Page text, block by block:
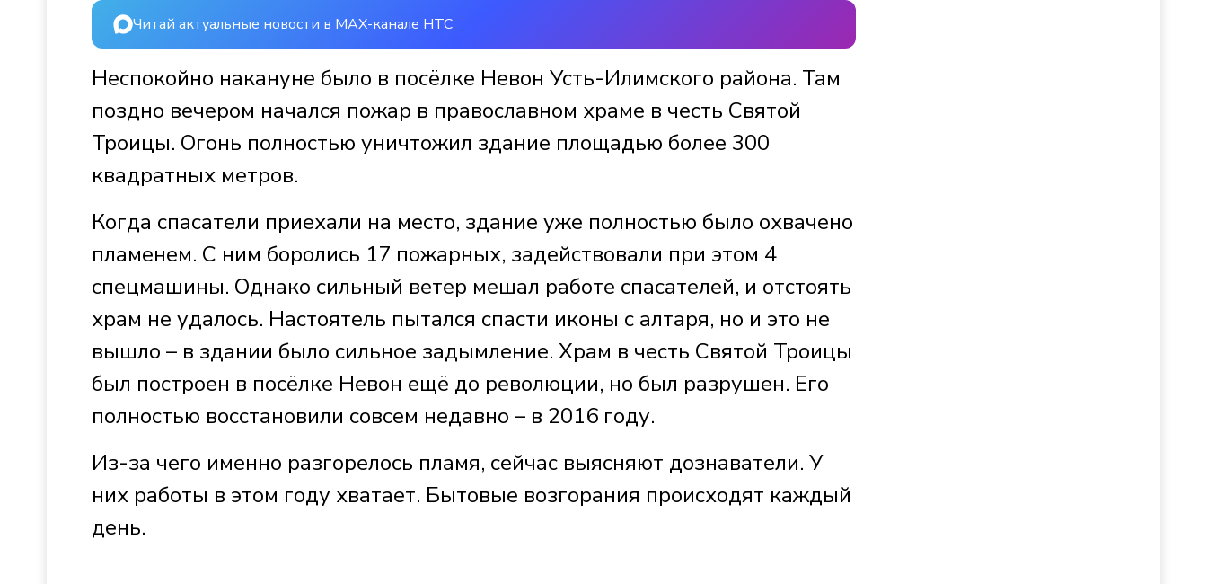
Читай актуальные новости в MAX-канале НТС
Неспокойно накануне было в посёлке Невон Усть-Илимского района. Там
поздно вечером начался пожар в православном храме в честь Святой
Троицы. Огонь полностью уничтожил здание площадью более 300
квадратных метров.
Когда спасатели приехали на место, здание уже полностью было охвачено
пламенем. С ним боролись 17 пожарных, задействовали при этом 4
спецмашины. Однако сильный ветер мешал работе спасателей, и отстоять
храм не удалось. Настоятель пытался спасти иконы с алтаря, но и это не
вышло – в здании было сильное задымление. Храм в честь Святой Троицы
был построен в посёлке Невон ещё до революции, но был разрушен. Его
полностью восстановили совсем недавно – в 2016 году.
Из-за чего именно разгорелось пламя, сейчас выясняют дознаватели. У
них работы в этом году хватает. Бытовые возгорания происходят каждый
день.